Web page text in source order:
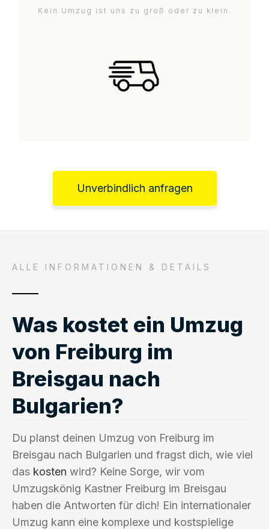
Kein Umzug ist uns zu groß oder zu klein.
Unverbindlich anfragen
ALLE INFORMATIONEN & DETAILS
Was kostet ein Umzug
von Freiburg im
Breisgau nach
Bulgarien?
Du planst deinen Umzug von Freiburg im
Breisgau nach Bulgarien und fragst dich, wie viel
das kosten wird? Keine Sorge, wir vom
Umzugskönig Kastner Freiburg im Breisgau
haben die Antworten für dich! Ein internationaler
Umzug kann eine komplexe und kostspielige